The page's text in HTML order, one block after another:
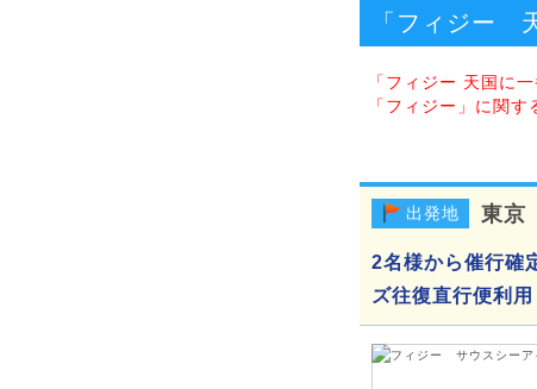
「フィジー
「フィジー 天国に
「フィジー」に関す
出発地 東京
2名様から催行確
ズ往復直行便利